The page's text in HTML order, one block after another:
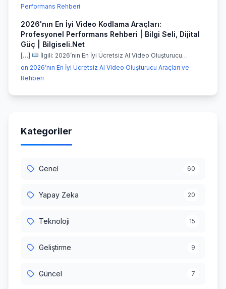
Performans Rehberi
2026'nın En İyi Video Kodlama Araçları:
Profesyonel Performans Rehberi | Bilgi Seli, Dijital
Güç | Bilgiseli.Net
[…]
İlgili: 2026’nın En İyi Ücretsiz AI Video Oluşturucu…
on 2026’nın En İyi Ücretsiz AI Video Oluşturucu Araçları ve
Rehberi
Kategoriler
Genel 60
Yapay Zeka 20
Teknoloji 15
Geliştirme 9
Güncel 7